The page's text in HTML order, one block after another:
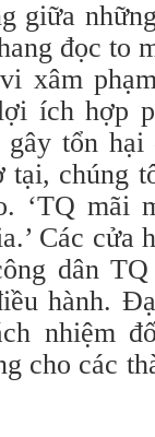
giữa
đọc to
xâm
ích hợp
tổn
chúng
‘TQ mãi
Các cửa
dân
hành.
nhiệm
cho các